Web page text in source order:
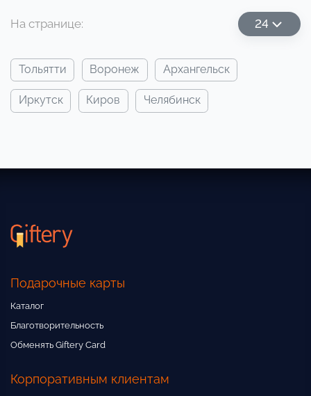
На странице: 24
тольятти воронеж архангельск
иркутск киров челябинск
Подарочные карты
Каталог
Благотворительность
Обменять Giftery Card
Корпоративным клиентам